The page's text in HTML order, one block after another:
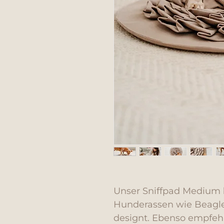
Unser Sniffpad
Hunderassen wie
designt. Ebenso